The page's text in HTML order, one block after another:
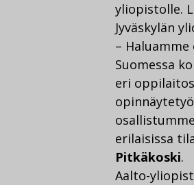
yliopistolle.
Jyväskylän
–
Suomessa
eri
erilaisissa
Pitkäkoski.
Aalto-